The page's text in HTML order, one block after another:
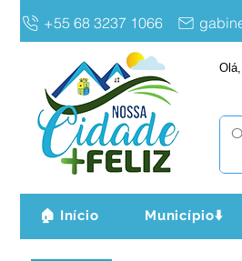
+55 68 3237 1066
🏠 Início Município⬇️